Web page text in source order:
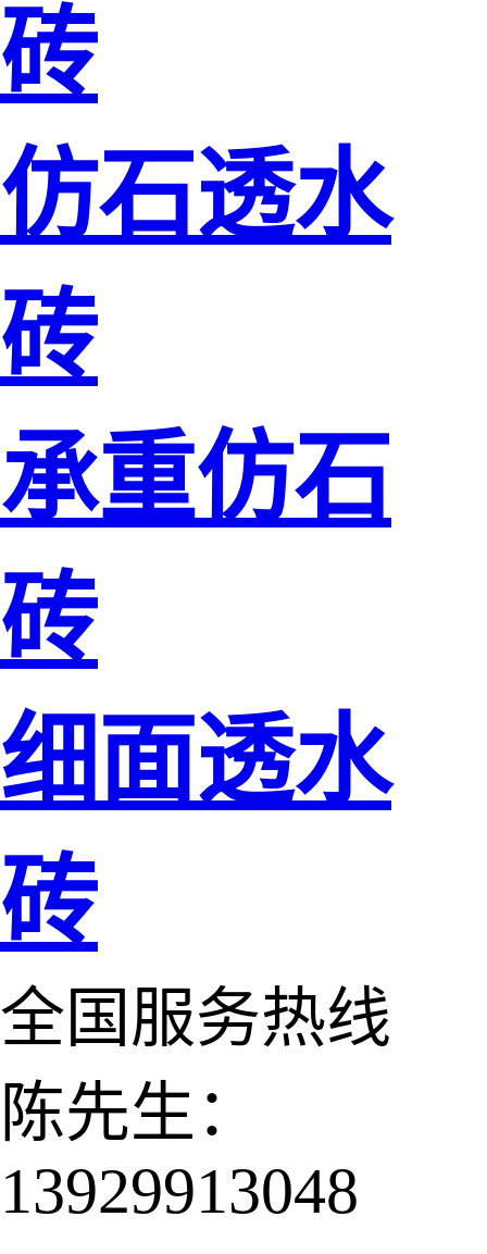
砖
仿石透水
砖
承重仿石
砖
细面透水
砖
全国服务热线
陈先生：
13929913048